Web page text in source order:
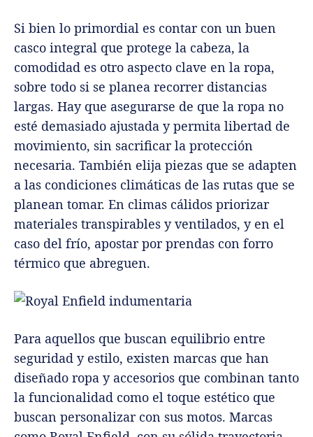
Si bien lo primordial es contar con un buen
casco integral que protege la cabeza, la
comodidad es otro aspecto clave en la ropa,
sobre todo si se planea recorrer distancias
largas. Hay que asegurarse de que la ropa no
esté demasiado ajustada y permita libertad de
movimiento, sin sacrificar la protección
necesaria. También elija piezas que se adapten
a las condiciones climáticas de las rutas que se
planean tomar. En climas cálidos priorizar
materiales transpirables y ventilados, y en el
caso del frío, apostar por prendas con forro
térmico que abreguen.
Para aquellos que buscan equilibrio entre
seguridad y estilo, existen marcas que han
diseñado ropa y accesorios que combinan tanto
la funcionalidad como el toque estético que
buscan personalizar con sus motos. Marcas